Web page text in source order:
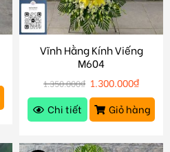
Vĩnh Hằng Kính Viếng
M604
1.350.000₫ 1.300.000₫
Chi tiết
Giỏ hàng